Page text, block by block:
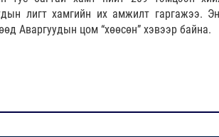
лигт хамгийн их амжилт гаргажээ.
Аваргуудын цом “хөөсөн” хэвээр байна.